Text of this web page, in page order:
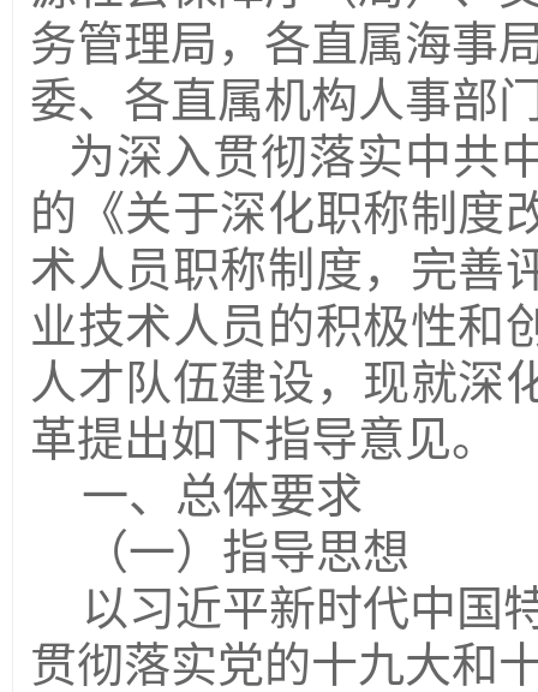
务管理局，各直属海事
委、各直属机构人事部
为深入贯彻落实中共
的《关于深化职称制度
术人员职称制度，完善
业技术人员的积极性和
人才队伍建设，现就深
革提出如下指导意见。
一、总体要求
（一）指导思想
以习近平新时代中国
贯彻落实党的十九大和